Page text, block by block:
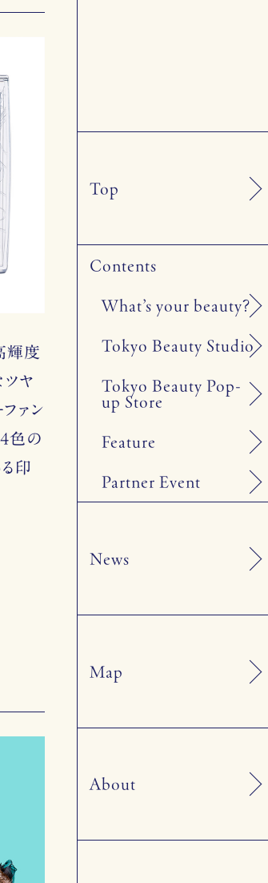
輝度
ツヤ
ァン
色の
印
Top
Contents
What’s your beauty?
Tokyo Beauty Studio
Tokyo Beauty Pop-
up Store
Feature
Partner Event
News
Map
About